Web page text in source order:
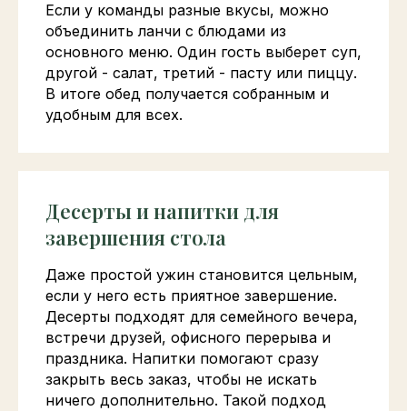
Если у команды разные вкусы, можно
объединить ланчи с блюдами из
основного меню. Один гость выберет суп,
другой - салат, третий - пасту или пиццу.
В итоге обед получается собранным и
удобным для всех.
Десерты и напитки для
завершения стола
Даже простой ужин становится цельным,
если у него есть приятное завершение.
Десерты подходят для семейного вечера,
встречи друзей, офисного перерыва и
праздника. Напитки помогают сразу
закрыть весь заказ, чтобы не искать
ничего дополнительно. Такой подход